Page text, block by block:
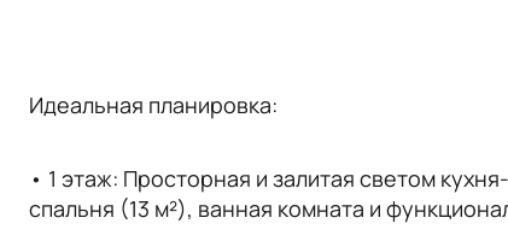
Идеальная планировка:
• 1 этаж: Просторная и залитая светом
спальня (13 м²), ванная комната и